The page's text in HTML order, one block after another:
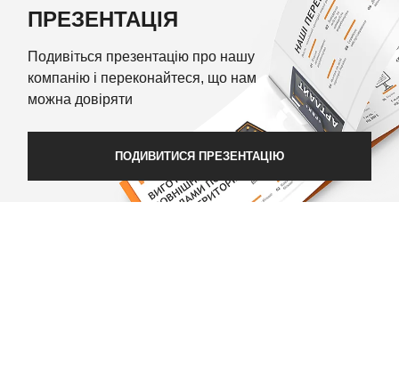
ПРЕЗЕНТАЦІЯ
Подивіться презентацію про нашу
компанію і переконайтеся, що нам
можна довіряти
ПОДИВИТИСЯ ПРЕЗЕНТАЦІЮ